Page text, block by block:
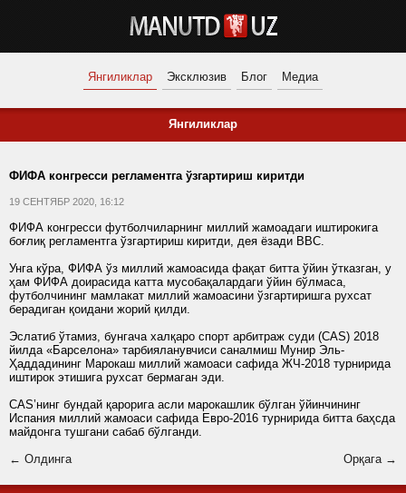
Янгиликлар Эксклюзив Блог Медиа
Янгиликлар
ФИФА конгресси регламентга ўзгартириш киритди
19 СЕНТЯБР 2020, 16:12
ФИФА конгресси футболчиларнинг миллий жамоадаги иштирокига
боғлиқ регламентга ўзгартириш киритди, дея ёзади BBC.
Унга кўра, ФИФА ўз миллий жамоасида фақат битта ўйин ўтказган, у
ҳам ФИФА доирасида катта мусобақалардаги ўйин бўлмаса,
футболчининг мамлакат миллий жамоасини ўзгартиришга рухсат
берадиган қоидани жорий қилди.
Эслатиб ўтамиз, бунгача халқаро спорт арбитраж суди (CAS) 2018
йилда «Барселона» тарбияланувчиси саналмиш Мунир Эль-
Ҳаддадининг Марокаш миллий жамоаси сафида ЖЧ-2018 турнирида
иштирок этишига рухсат бермаган эди.
CAS’нинг бундай қарорига асли марокашлик бўлган ўйинчининг
Испания миллий жамоаси сафида Евро-2016 турнирида битта баҳсда
майдонга тушгани сабаб бўлганди.
← Олдинга
Орқага →